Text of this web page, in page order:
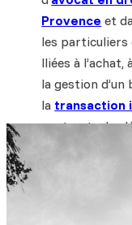
Provence et
les
lliées à
la gestion
la transaction
contractuels,
leur projet ou